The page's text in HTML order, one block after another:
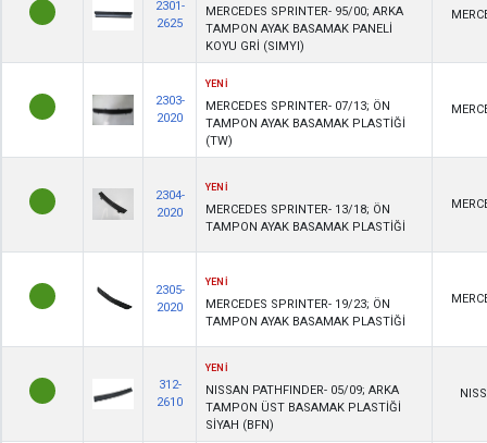
2301-
2625
MERCEDES SPRINTER- 95/00; ARKA
TAMPON AYAK BASAMAK PANELİ
KOYU GRİ (SIMYI)
2303-
2020
YENİ
MERCEDES SPRINTER- 07/13; ÖN
TAMPON AYAK BASAMAK PLASTİĞİ
(TW)
2304-
2020
YENİ
MERCEDES SPRINTER- 13/18; ÖN
TAMPON AYAK BASAMAK PLASTİĞİ
2305-
2020
YENİ
MERCEDES SPRINTER- 19/23; ÖN
TAMPON AYAK BASAMAK PLASTİĞİ
312-
2610
YENİ
NISSAN PATHFINDER- 05/09; ARKA
TAMPON ÜST BASAMAK PLASTİĞİ
SİYAH (BFN)